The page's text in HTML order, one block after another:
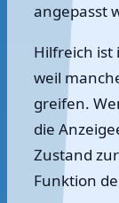
angepasst
Hilfreich ist
weil
greifen.
die
Zustand
Funktion